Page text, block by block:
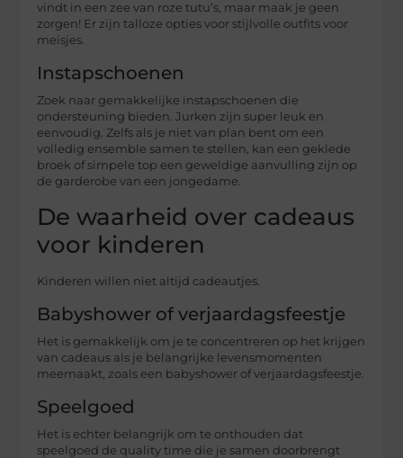
vindt in een zee van roze tutu’s, maar maak je geen
zorgen! Er zijn talloze opties voor stijlvolle outfits voor
meisjes.
Instapschoenen
Zoek naar gemakkelijke instapschoenen die
ondersteuning bieden. Jurken zijn super leuk en
eenvoudig. Zelfs als je niet van plan bent om een ​​
volledig ensemble samen te stellen, kan een geklede
broek of simpele top een geweldige aanvulling zijn op
de garderobe van een jongedame.
De waarheid over cadeaus
voor kinderen
Kinderen willen niet altijd cadeautjes.
Babyshower of verjaardagsfeestje
Het is gemakkelijk om je te concentreren op het krijgen
van cadeaus als je belangrijke levensmomenten
meemaakt, zoals een babyshower of verjaardagsfeestje.
Speelgoed
Het is echter belangrijk om te onthouden dat
speelgoed de quality time die je samen doorbrengt